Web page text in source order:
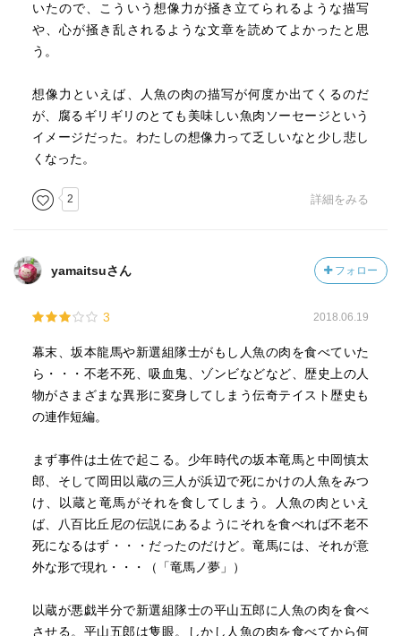
いたので、こういう想像力が掻き立てられるような描写
や、心が掻き乱されるような文章を読めてよかったと思
う。
想像力といえば、人魚の肉の描写が何度か出てくるのだ
が、腐るギリギリのとても美味しい魚肉ソーセージという
イメージだった。わたしの想像力って乏しいなと少し悲し
くなった。
2 詳細をみる
yamaitsuさん フォロー
3 2018.06.19
幕末、坂本龍馬や新選組隊士がもし人魚の肉を食べていた
ら・・・不老不死、吸血鬼、ゾンビなどなど、歴史上の人
物がさまざまな異形に変身してしまう伝奇テイスト歴史も
の連作短編。
まず事件は土佐で起こる。少年時代の坂本竜馬と中岡慎太
郎、そして岡田以蔵の三人が浜辺で死にかけの人魚をみつ
け、以蔵と竜馬がそれを食してしまう。人魚の肉といえ
ば、八百比丘尼の伝説にあるようにそれを食べれば不老不
死になるはず・・・だったのだけど。竜馬には、それが意
外な形で現れ・・・（「竜馬ノ夢」）
以蔵が悪戯半分で新選組隊士の平山五郎に人魚の肉を食べ
させる。平山五郎は隻眼。しかし人魚の肉を食べてから何